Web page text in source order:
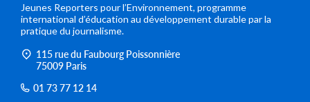
Jeunes Reporters pour l’Environnement, programme
international d’éducation au développement durable par la
pratique du journalisme.
115 rue du Faubourg Poissonnière
75009 Paris
01 73 77 12 14